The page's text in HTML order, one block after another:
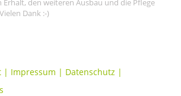
den weiteren Ausbau und die Pflege
Dank :-)
| Impressum | Datenschutz |